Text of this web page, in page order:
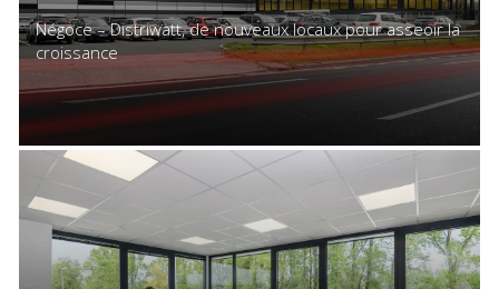
Négoce – Distriwatt, de nouveaux locaux pour asseoir la
croissance